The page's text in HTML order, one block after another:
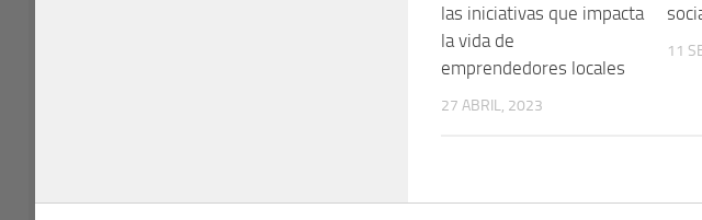
las iniciativas que impacta
la vida de
emprendedores locales
27 ABRIL, 2023
11